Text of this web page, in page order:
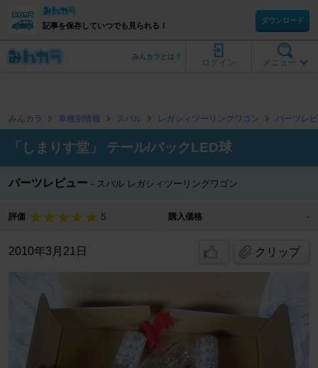
記事を保存していつでも見られる！
ダウンロード
メニュー
ログイン
みんカラとは？
みんカラ 車種別情報 スバル レガシィツーリングワゴン パーツレ
「しまりす堂」 テール/バックLED球
パーツレビュー スバル レガシィツーリングワゴン
評価 5 購入価格 -
2010年3月21日 クリップ